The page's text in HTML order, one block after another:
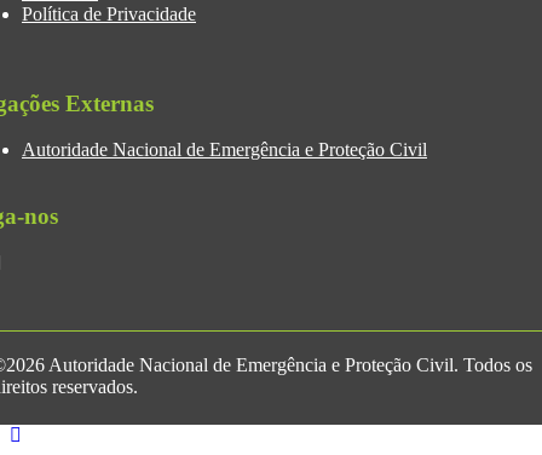
Política de Privacidade
Externas
Autoridade Nacional de Emergência e Proteção Civil
nos
Autoridade Nacional de Emergência e Proteção Civil. Todos os
reservados.